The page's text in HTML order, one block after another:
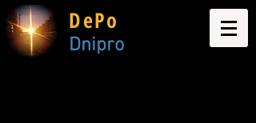
DePo
Dnipro